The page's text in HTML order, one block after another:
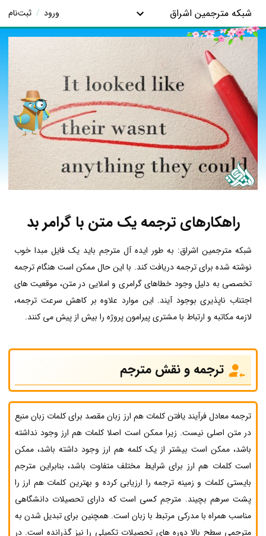
شبکه مترجمین اشراق ورود / ثبت‌نام
راهکارهای ترجمه یک متن با گرامر بد
شبکه مترجمین اشراق: به طور ایده آل مترجم باید یک فایل مبدا خوب
نوشته شده برای ترجمه دریافت کند. با این حال ممکن است هنگام ترجمه
تخصصی به دلیل وجود خطاهای گرامری و املایی در متن، موقعیت های
اجتناب ناپذیری بوجود آیند. این موارد علاوه بر کاهش سرعت ترجمه،
لازمه مکاتبه و ارتباط با مشتری پیرامون پروژه را بیش از پیش می کنند.
ترجمه و نقش مترجم
ترجمه معادل فرآیند یافتن کلمات هم ارز زبان مقصد برای کلمات زبان منبع
در متن اصلی نیست. زیرا ممکن است اصلا کلمات هم ارز وجود نداشته
باشد، ممکن است بیشتر از یک کلمه هم ارز وجود داشته باشد، ممکن
است کلمات هم ارز برای شرایط مختلف متفاوت باشد، بنابراین مترجم
بایستی کلمات و زمینه ترجمه را ارزیابی کرده و بهترین کلمات هم ارز را
پشت سرهم بچیند. مترجم کسی است که دارای تحصیلات دانشگاهی
مناسب همراه با مدرکی مرتبط با زبان است. همچنین برای تبدیل شدن به
مترجمی سطح بالا دوره های تحصیلات تکمیلی را نیز گذرانده است. در